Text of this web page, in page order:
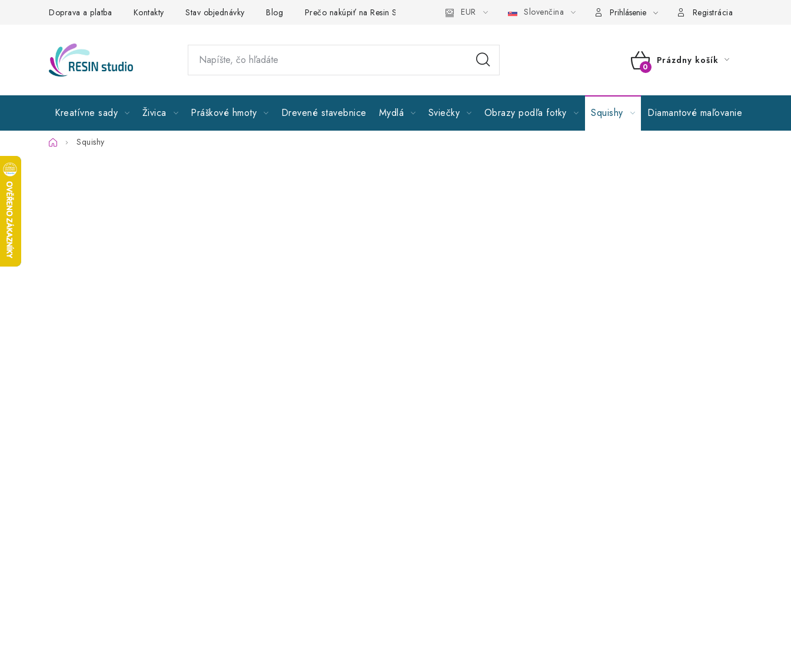
Doprava a platba Kontakty Stav objednávky Blog Prečo nakúpiť na Resin Studiu Sledujte nás Všeobecné obchodné podmienky GDPR Reklamační řád
EUR Slovenčina Prihlásenie Registrácia
NÁKUPNÝ
Prázdny košík
Kreatívne sady Živica Práškové hmoty Drevené stavebnice Mydlá Sviečky Obrazy podľa fotky Squishy Diamantové maľovanie
DomovSquishy